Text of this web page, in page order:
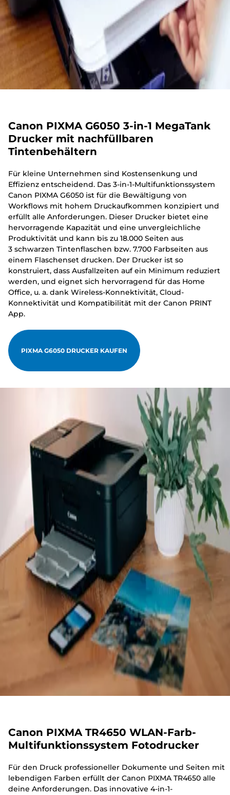
Canon PIXMA G6050 3-in-1 MegaTank
Drucker mit nachfüllbaren
Tintenbehältern
Für kleine Unternehmen sind Kostensenkung und
Effizienz entscheidend. Das 3-in-1-Multifunktionssystem
Canon PIXMA G6050 ist für die Bewältigung von
Workflows mit hohem Druckaufkommen konzipiert und
erfüllt alle Anforderungen. Dieser Drucker bietet eine
hervorragende Kapazität und eine unvergleichliche
Produktivität und kann bis zu 18.000 Seiten aus
3 schwarzen Tintenflaschen bzw. 7.700 Farbseiten aus
einem Flaschenset drucken. Der Drucker ist so
konstruiert, dass Ausfallzeiten auf ein Minimum reduziert
werden, und eignet sich hervorragend für das Home
Office, u. a. dank Wireless-Konnektivität, Cloud-
Konnektivität und Kompatibilität mit der Canon PRINT
App.
PIXMA G6050 DRUCKER KAUFEN
Canon PIXMA TR4650 WLAN-Farb-
Multifunktionssystem Fotodrucker
Für den Druck professioneller Dokumente und Seiten mit
lebendigen Farben erfüllt der Canon PIXMA TR4650 alle
deine Anforderungen. Das innovative 4-in-1-